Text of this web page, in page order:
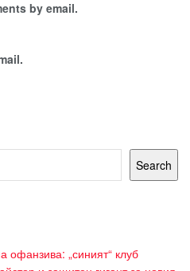
by email.
Search
офанзива: „синият“ клуб